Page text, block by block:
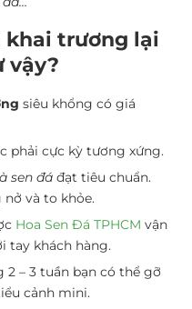
khai trương lại
vậy?
siêu khổng có giá
phải cực kỳ tương xứng.
sen đá đạt tiêu chuẩn.
nở và to khỏe.
Hoa Sen Đá TPHCM vận
tay khách hàng.
2 – 3 tuần bạn có thể gỡ
cảnh mini.